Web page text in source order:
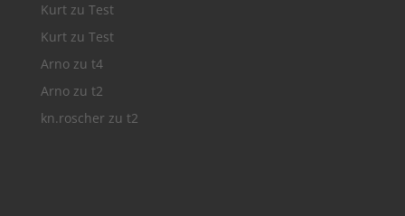
Kurtzu Test
Kurtzu Test
Arnozu t4
Arnozu t2
kn.roscher zu t2